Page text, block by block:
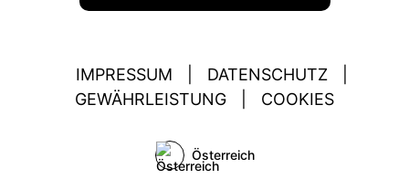
IMPRESSUM DATENSCHUTZ
GEWÄHRLEISTUNG
COOKIES
Österreich